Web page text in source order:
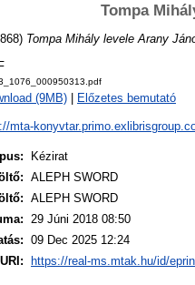
Tompa
Tompa Mihály levele Arany
(9MB) Előzetes bemutató
mta-
Kézirat
ALEPH SWORD
ALEPH SWORD
29 Júni 2018 08:50
09 Dec 2025 12:24
URI:
https://real-ms.mtak.hu/id/